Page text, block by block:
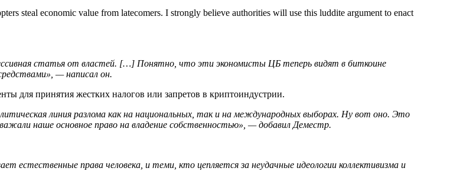
steal economic value from latecomers. I strongly believe authorities will use this luddite argument to enact
статья от властей. […] Понятно, что эти экономисты ЦБ теперь видят в биткоине
— написал он.
для принятия жестких налогов или запретов в криптоиндустрии.
линия разлома как на национальных, так и на международных выборах. Ну вот оно. Это
наше основное право на владение собственностью», — добавил Деместр.
права человека, и теми, кто цепляется за неудачные идеологии коллективизма и